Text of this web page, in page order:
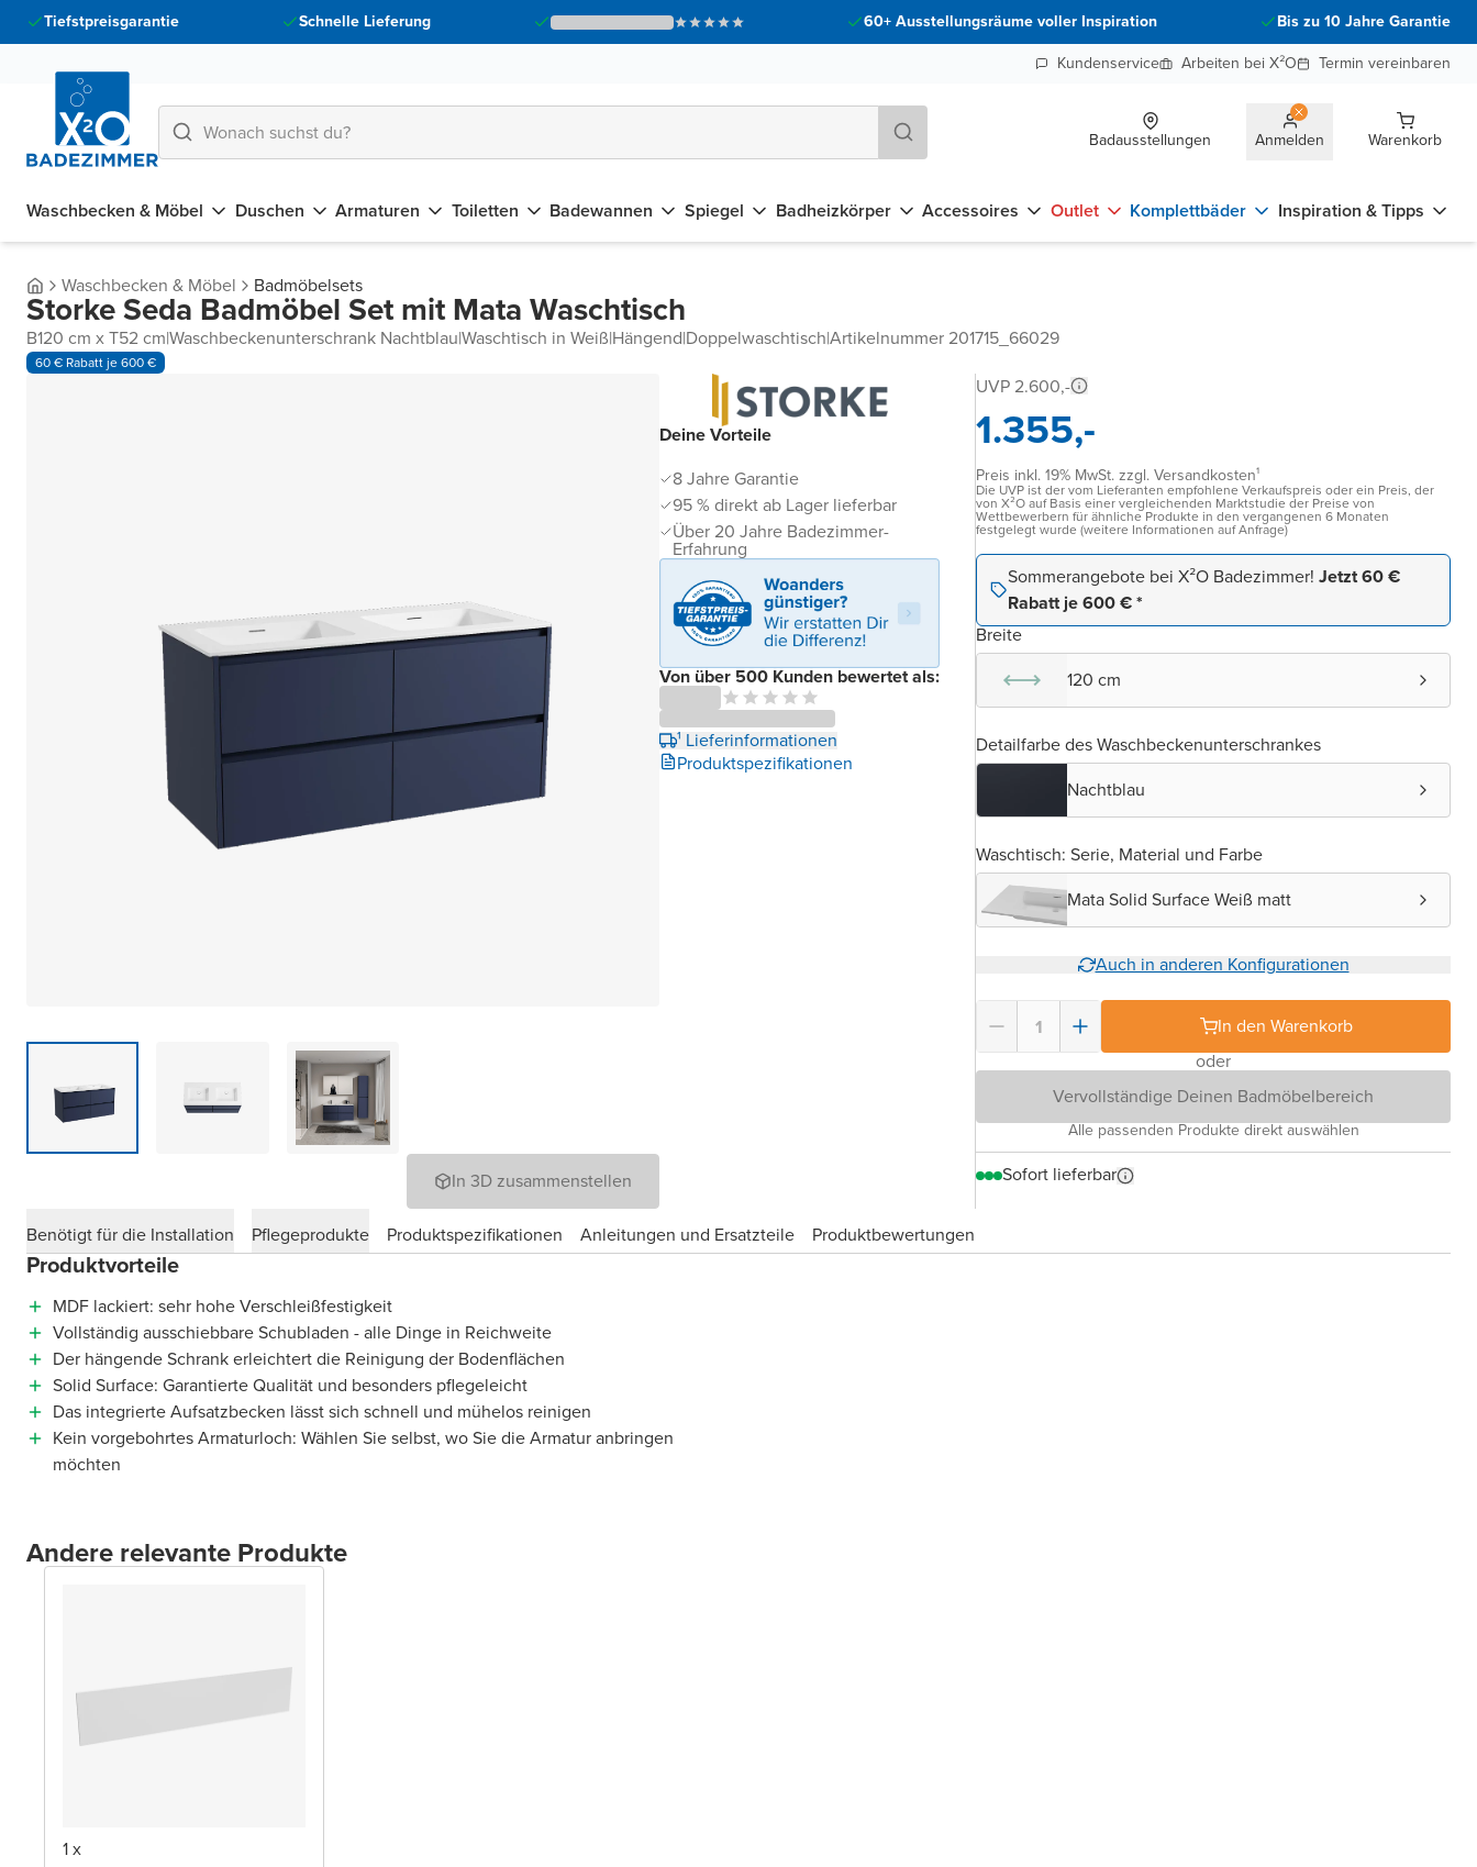
Tiefstpreisgarantie Schnelle Lieferung 60+ Ausstellungsräume voller Inspiration
Bis zu 10 Jahre Garantie
Kundenservice
Arbeiten bei X²O Termin vereinbaren
Badausstellungen Anmelden Warenkorb
Waschbecken & Möbel Duschen Armaturen Toiletten Badewannen Spiegel Badheizkörper Accessoires Outlet Komplettbäder Inspiration & Tipps
Waschbecken & Möbel Badmöbelsets
Storke Seda Badmöbel Set mit Mata Waschtisch
B120 cm x T52 cm|Waschbeckenunterschrank Nachtblau|Waschtisch in Weiß|Hängend|Doppelwaschtisch|Artikelnummer 201715_66029
60 € Rabatt je 600 €
In 3D zusammenstellen
Deine Vorteile
8 Jahre Garantie
95 % direkt ab Lager lieferbar
Über 20 Jahre Badezimmer-
Erfahrung
Von über 500 Kunden bewertet als:
¹ Lieferinformationen
Produktspezifikationen
UVP 2.600,-
1.355,-
Preis inkl. 19% MwSt. zzgl. Versandkosten¹
Die UVP ist der vom Lieferanten empfohlene Verkaufspreis oder ein Preis, der
von X²O auf Basis einer vergleichenden Marktstudie der Preise von
Wettbewerbern für ähnliche Produkte in den vergangenen 6 Monaten
festgelegt wurde (weitere Informationen auf Anfrage)
Sommerangebote bei X²O Badezimmer! Jetzt 60 €
Rabatt je 600 € *
Breite
120 cm
Detailfarbe des Waschbeckenunterschrankes
Nachtblau
Waschtisch: Serie, Material und Farbe
Mata Solid Surface Weiß matt
Auch in anderen Konfigurationen
In den Warenkorb
oder
Vervollständige Deinen Badmöbelbereich
Alle passenden Produkte direkt auswählen
Sofort lieferbar
Benötigt für die Installation Pflegeprodukte Produktspezifikationen Anleitungen und Ersatzteile Produktbewertungen
Produktvorteile
MDF lackiert: sehr hohe Verschleißfestigkeit
Vollständig ausschiebbare Schubladen - alle Dinge in Reichweite
Der hängende Schrank erleichtert die Reinigung der Bodenflächen
Solid Surface: Garantierte Qualität und besonders pflegeleicht
Das integrierte Aufsatzbecken lässt sich schnell und mühelos reinigen
Kein vorgebohrtes Armaturloch: Wählen Sie selbst, wo Sie die Armatur anbringen
möchten
Andere relevante Produkte
1 x